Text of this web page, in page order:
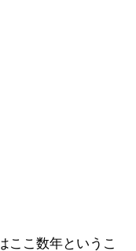
ここ数年というこ